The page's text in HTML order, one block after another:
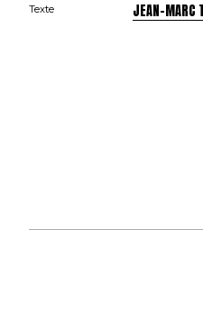
Texte JEAN-MARC